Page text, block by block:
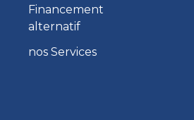
Financement
alternatif
nos Services